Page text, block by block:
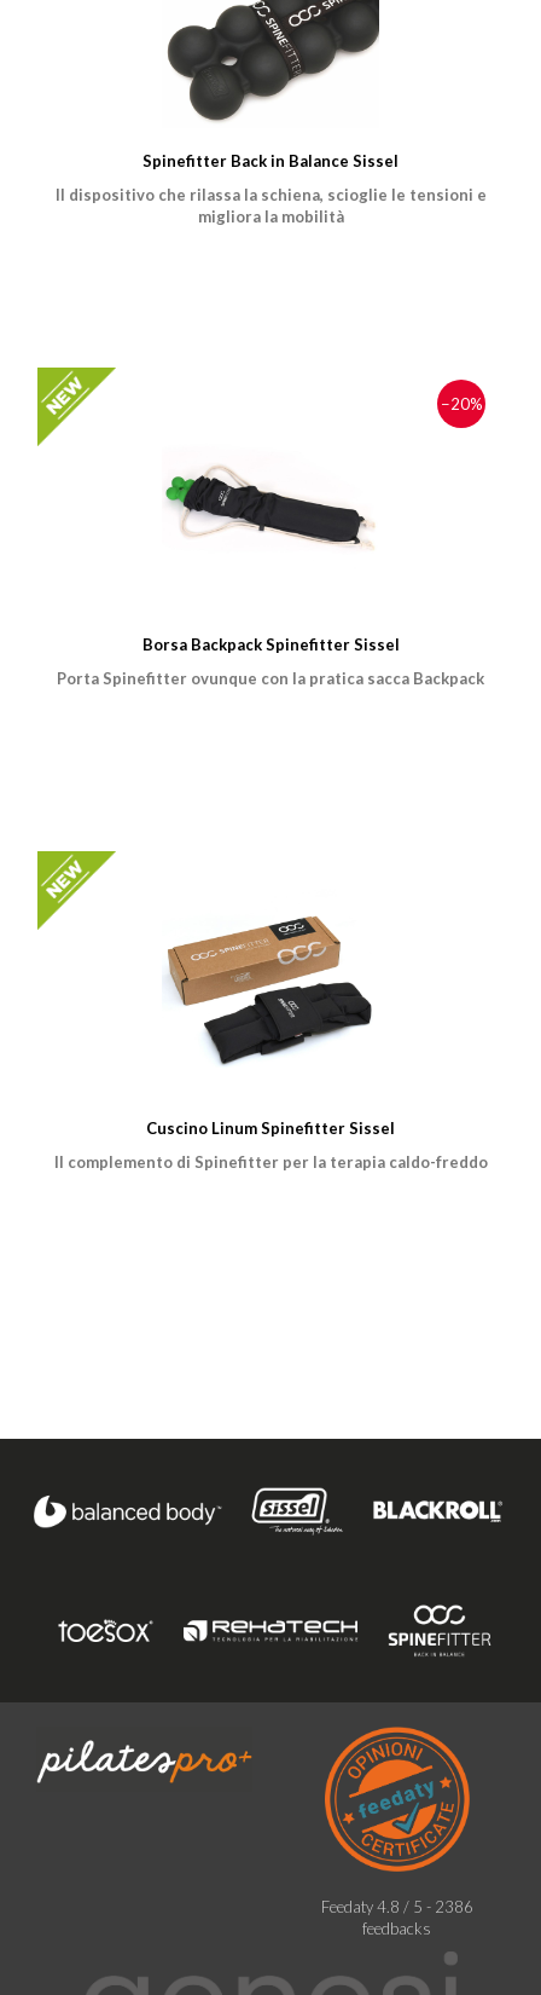
Spinefitter Back in Balance Sissel
Il dispositivo che rilassa la schiena, scioglie le tensioni e
migliora la mobilità
−20%
Borsa Backpack Spinefitter Sissel
Porta Spinefitter ovunque con la pratica sacca Backpack
Cuscino Linum Spinefitter Sissel
Il complemento di Spinefitter per la terapia caldo-freddo
Feedaty4.8 / 5 - 2386
feedbacks